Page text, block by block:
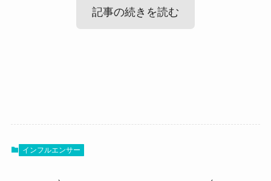
記事の続きを読む
すでに結婚していてもおかしくはありませんが、
むさんですが、
インフルエンサー